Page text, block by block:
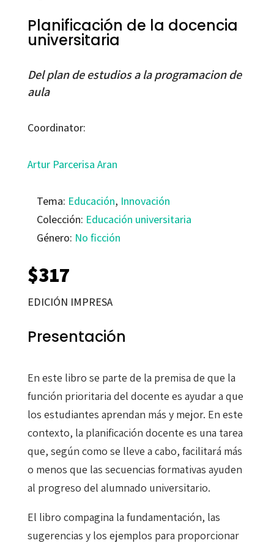
Planificación de la docencia
universitaria
Del plan de estudios a la programacion de
aula
Coordinator:
Artur Parcerisa Aran
Tema: Educación, Innovación
Colección: Educación universitaria
Género: No ficción
$317
EDICIÓN IMPRESA
Presentación
En este libro se parte de la premisa de que la
función prioritaria del docente es ayudar a que
los estudiantes aprendan más y mejor. En este
contexto, la planificación docente es una tarea
que, según como se lleve a cabo, facilitará más
o menos que las secuencias formativas ayuden
al progreso del alumnado universitario.
El libro compagina la fundamentación, las
sugerencias y los ejemplos para proporcionar